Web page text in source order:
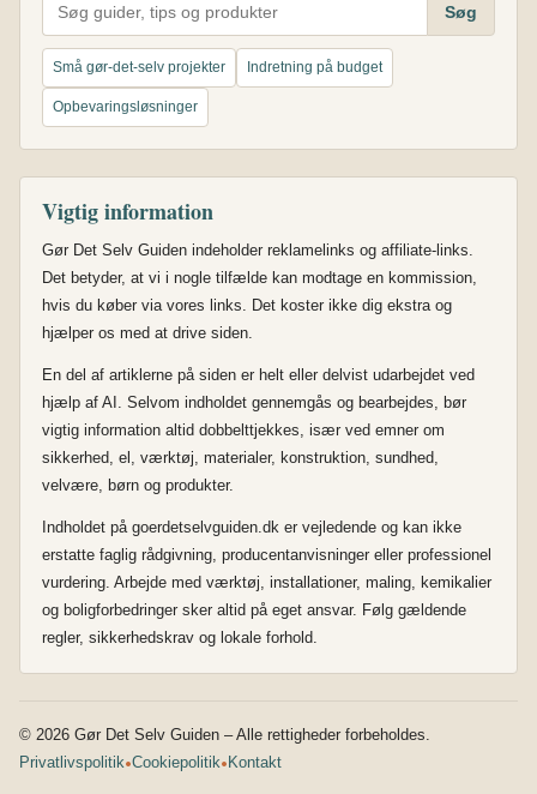
Søg
Små gør-det-selv projekter Indretning på budget
Opbevaringsløsninger
Vigtig information
Gør Det Selv Guiden indeholder reklamelinks og affiliate-links.
Det betyder, at vi i nogle tilfælde kan modtage en kommission,
hvis du køber via vores links. Det koster ikke dig ekstra og
hjælper os med at drive siden.
En del af artiklerne på siden er helt eller delvist udarbejdet ved
hjælp af AI. Selvom indholdet gennemgås og bearbejdes, bør
vigtig information altid dobbelttjekkes, især ved emner om
sikkerhed, el, værktøj, materialer, konstruktion, sundhed,
velvære, børn og produkter.
Indholdet på goerdetselvguiden.dk er vejledende og kan ikke
erstatte faglig rådgivning, producentanvisninger eller professionel
vurdering. Arbejde med værktøj, installationer, maling, kemikalier
og boligforbedringer sker altid på eget ansvar. Følg gældende
regler, sikkerhedskrav og lokale forhold.
© 2026 Gør Det Selv Guiden – Alle rettigheder forbeholdes.
Privatlivspolitik•Cookiepolitik• Kontakt